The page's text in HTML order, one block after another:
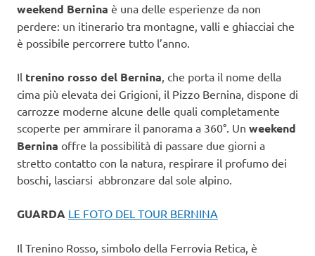
weekend Bernina è una delle esperienze da non
perdere: un itinerario tra montagne, valli e ghiacciai che
è possibile percorrere tutto l’anno.
Il trenino rosso del Bernina , che porta il nome della
cima più elevata dei Grigioni, il Pizzo Bernina, dispone di
carrozze moderne alcune delle quali completamente
scoperte per ammirare il panorama a 360°. Un weekend
Bernina offre la possibilità di passare due giorni a
stretto contatto con la natura, respirare il profumo dei
boschi, lasciarsi abbronzare dal sole alpino.
GUARDA LE FOTO DEL TOUR BERNINA
Il Trenino Rosso, simbolo della Ferrovia Retica, è